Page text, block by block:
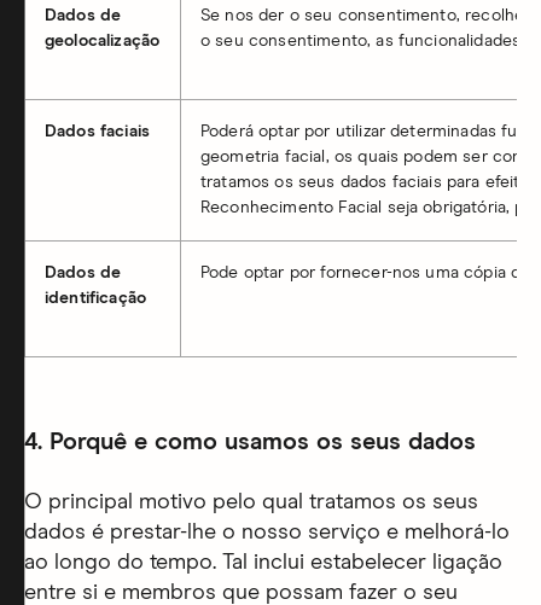
Dados de
geolocalização
Se nos der o seu consentimento,
o seu consentimento, as funcionalidades
Dados faciais
Poderá optar por utilizar determinadas
geometria facial, os quais podem ser
tratamos os seus dados faciais para
Reconhecimento Facial seja obrigatória,
Dados de
identificação
Pode optar por fornecer-nos uma cópia
4. Porquê e como usamos os seus dados
O principal motivo pelo qual tratamos os seus
dados é prestar-lhe o nosso serviço e melhorá-lo
ao longo do tempo. Tal inclui estabelecer ligação
entre si e membros que possam fazer o seu